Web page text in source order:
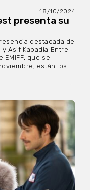
18/10/2024
presenta su
destacada de
Asif Kapadia Entre
EMIFF, que se
están los...